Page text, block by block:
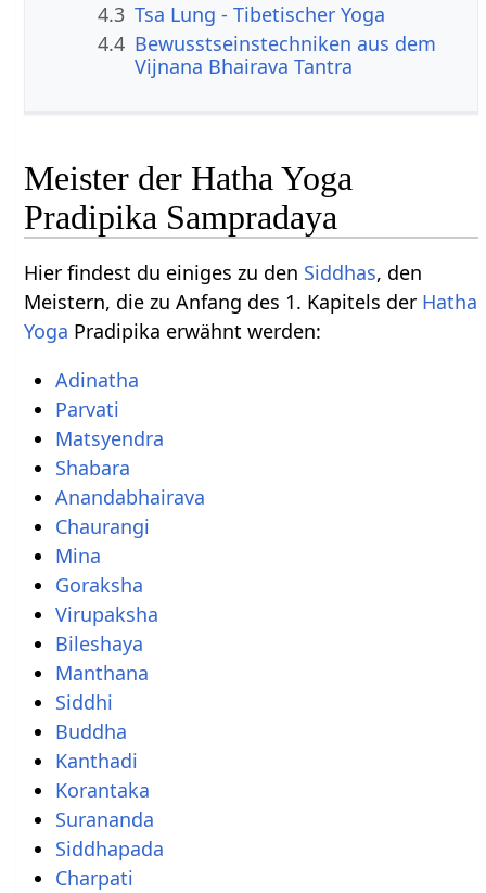
4.3 Tsa Lung - Tibetischer Yoga
4.4 Bewusstseinstechniken aus dem
Vijnana Bhairava Tantra
Meister der Hatha Yoga
Pradipika Sampradaya
Hier findest du einiges zu den Siddhas, den
Meistern, die zu Anfang des 1. Kapitels der Hatha
Yoga Pradipika erwähnt werden:
Adinatha
Parvati
Matsyendra
Shabara
Anandabhairava
Chaurangi
Mina
Goraksha
Virupaksha
Bileshaya
Manthana
Siddhi
Buddha
Kanthadi
Korantaka
Surananda
Siddhapada
Charpati